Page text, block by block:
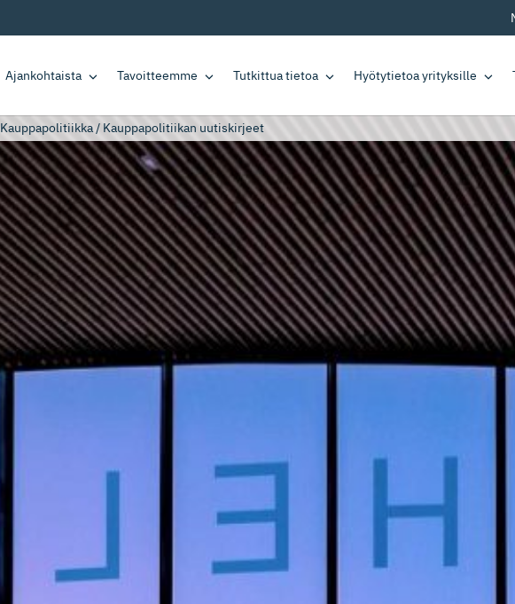
Ajankohtaista Tavoitteemme Tutkittua tietoa Hyötytietoa yrityksille
Kauppapolitiikka/ Kauppapolitiikan uutiskirjeet